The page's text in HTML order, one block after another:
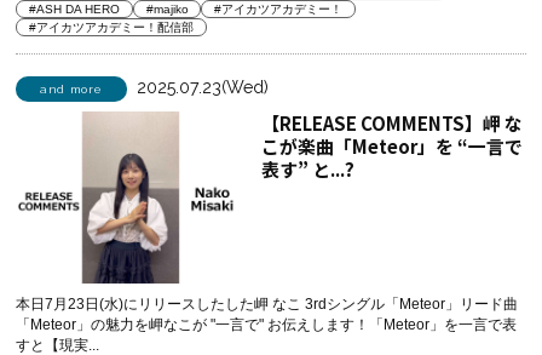
#ASH DA HERO
#majiko
#アイカツアカデミー！
#アイカツアカデミー！配信部
and more 2025.07.23(Wed)
【RELEASE COMMENTS】岬 な
こが楽曲「Meteor」を “一言で
表す” と...?
本日7月23日(水)にリリースしたした岬 なこ 3rdシングル「Meteor」リード曲
「Meteor」の魅力を岬なこが "一言で" お伝えします！「Meteor」を一言で表
すと【現実...